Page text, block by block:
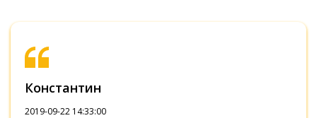
Константин
2019-09-22 14:33:00